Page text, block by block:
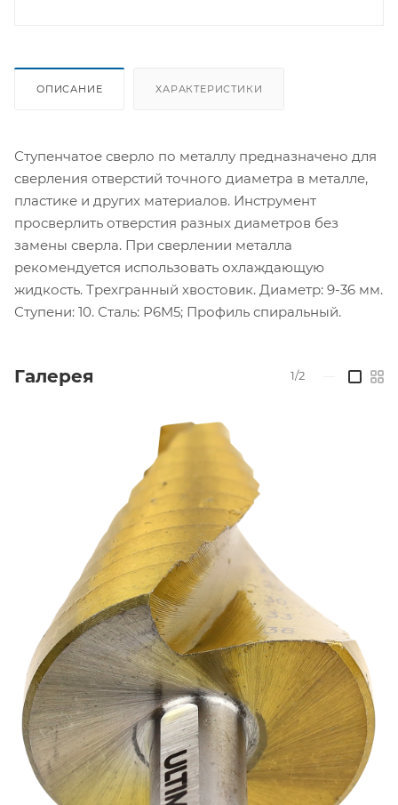
ОПИСАНИЕ ХАРАКТЕРИСТИКИ
Ступенчатое сверло по металлу предназначено для
сверления отверстий точного диаметра в металле,
пластике и других материалов. Инструмент
просверлить отверстия разных диаметров без
замены сверла. При сверлении металла
рекомендуется использовать охлаждающую
жидкость. Трехгранный хвостовик. Диаметр: 9-36 мм.
Ступени: 10. Сталь: P6M5; Профиль спиральный.
Галерея 1/2